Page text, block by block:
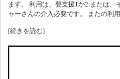
ます。 利用は、要支援1か2.または
ャーさんの介入必要です。 またの利用
[続きを読む]